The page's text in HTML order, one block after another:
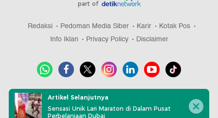
part of
Redaksi Pedoman Media Siber Karir
Kotak Pos
Info Iklan
Privacy Policy Disclaimer
Artikel Selanjutnya
Sensasi Unik Lari Maraton di Dalam Pusat
Perbelanjaan Dubai